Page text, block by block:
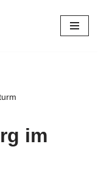
im